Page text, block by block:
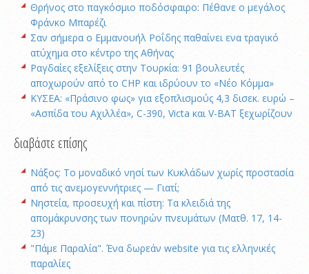
Θρήνος στο παγκόσμιο ποδόσφαιρο: Πέθανε ο μεγάλος
Φράνκο Μπαρέζι
Σαν σήμερα ο Εμμανουήλ Ροΐδης παθαίνει ενα τραγικό
ατύχημα στο κέντρο της Αθήνας
Ραγδαίες εξελίξεις στην Τουρκία: 91 βουλευτές
αποχωρούν από το CHP και ιδρύουν το «Νέο Κόμμα»
ΚΥΣΕΑ: «Πράσινο φως» για εξοπλισμούς 4,3 δισεκ. ευρώ –
«Ασπίδα του Αχιλλέα», C-390, Victa και V-BAT ξεχωρίζουν
διαβάστε επίσης
Νάξος: Το μοναδικό νησί των Κυκλάδων χωρίς προστασία
από τις ανεμογεννήτριες — Γιατί;
Νηστεία, προσευχή και πίστη: Τα κλειδιά της
απομάκρυνσης των πονηρών πνευμάτων (Ματθ. 17, 14-
23)
"Πάμε Παραλία". Ένα δωρεάν website για τις ελληνικές
παραλίες